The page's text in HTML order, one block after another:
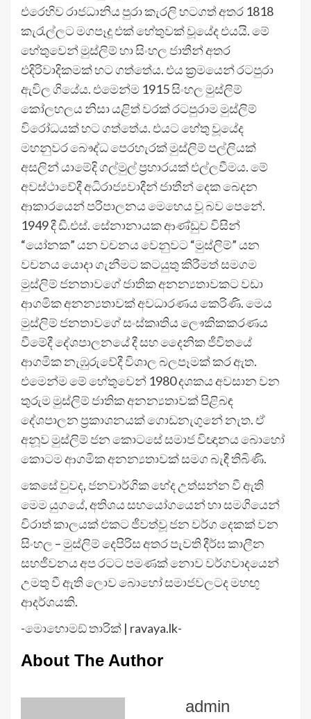
එරෙහිව රාජධානිය පුරා කැරලි හටගත් අතර 1818
කැරැල්ලට මගපෑදූ එක් හේතුවක් වූයේද එයයි. මේ
හේතුවෙන් මුස්ලිම් හා සිංහල ජාතීන් අතර
එදිරිවාදිකමක් හට ගත්තේය. එය ක්‍රමයෙන් රටපුරා
ඇවිල ගියේය. එමෙන්ම 1915 සිංහල මුස්ලිම්
කෝලහලය නිසා යළිත් වරක් රටපුරාම මුස්ලිම්
විරෝධයක් හට ගත්තේය. එයට හේතු වූයේද
මහනුවර බෞද්ධ පෙරහැරක් මුස්ලිම් පල්ලියක්
අසලින් යාමේදි ගල්මුල් ප්‍රහාරයක් එල්ලවීමය. මේ
අවස්ථාවේදී අධිරාජ්‍යවාදීන් ජාතීන් දෙක බෙදන
ආකාරයෙන් පරිපාලනය මෙහෙය වූ බව පෙනේ.
1949 දී ඩී.එස්. සේනානායක ආණ්ඩුව විසින්
“යෝනක” යන වචනය වෙනුවට “මුස්ලිම්” යන
වචනය යොදා ගැනීමට කටයුතු කිරීමත් සමගම
මුස්ලිම් ජනතාවගේ ජාතික අනන්‍යතාවකට වඩා
ආගමික අනන්‍යතාවක් අවධාරණය කෙරිණි. මෙය
මුස්ලිම් ජනතාවගේ සංස්කෘතිය ලෞකිකකරණය
වීමේදී දේශපාලනයේ දී සහ දෛනික ජීවිතයේ
ආගමික නැඹුරුවේදී විශාල බලපෑමක් කර ඇත.
එමෙන්ම මේ හේතුවෙන් 1980 දශකය අවසාන වන
තුරුම මුස්ලිම් ජාතික අනන්‍යතාවක් පිළිබඳ
දේශපාලන ප්‍රකාශනයක් ගොඩනැගුනේ නැත. ඒ
අනූව මුස්ලිම් ජන කොටසේ සමාජ විඥානය බොහෝ
කොටම ආගමික අනන්‍යතාවක් සමග බැඳී තිබිණි.
කෙසේ වුවද, ජනවාර්ගික භේද උත්සන්න වී ඇති
මෙම යුගයේ, අතිශය සහයෝගයෙන් හා සමගියෙන්
චිරාත් කාලයක් එකට ජීවත්වූ ජන වර්ග දෙකක් වන
සිංහල – මුස්ලිම් දෙපිරිස අතර පැවති දීර්ඝ කාලීන
සහජීවනය අප රටට පමණක් නොව වර්ගවාදයෙන්
උමතු වී ඇති ලොව බොහෝ සමාජවලටද මහඟු
ආදර්ශයකි.
-මොහොමඞ් තාරික් | ravaya.lk-
About The Author
admin